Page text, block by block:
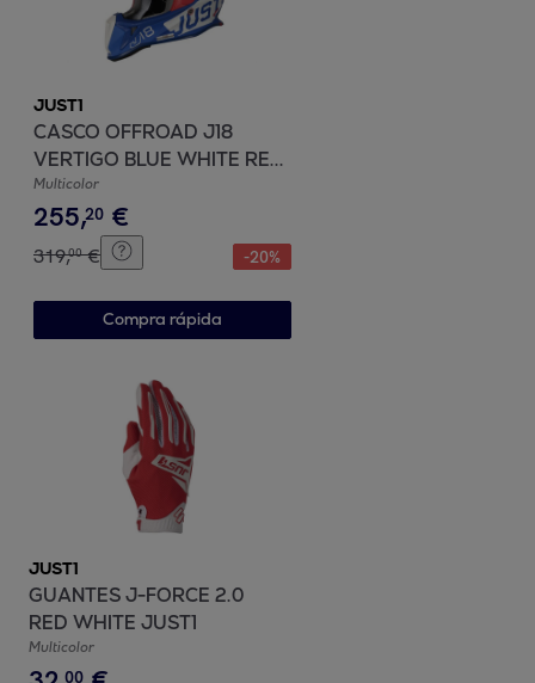
JUST1
CASCO OFFROAD J18
VERTIGO BLUE WHITE RED
JUST1
Multicolor
255,20 €
319,00 € -20%
Compra rápida
JUST1
GUANTES J-FORCE 2.0
RED WHITE JUST1
Multicolor
00